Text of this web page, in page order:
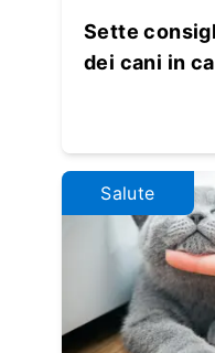
Sette
dei cani in
Salute